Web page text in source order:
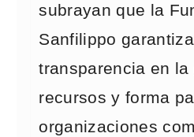
subrayan que la
Sanfilippo
transparencia en
recursos y forma
organizaciones